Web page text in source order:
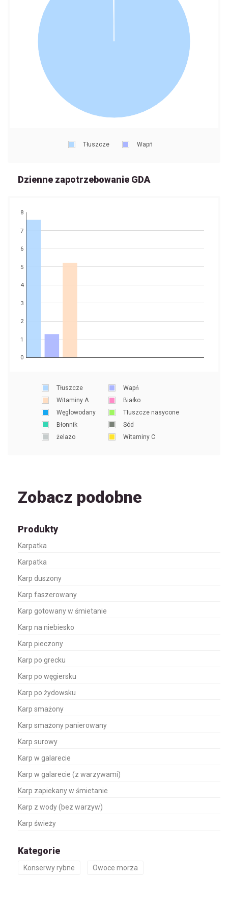
Tłuszcze Wapń
Dzienne zapotrzebowanie GDA
0
1
2
3
4
5
6
7
8
Tłuszcze
Wapń
Witaminy A
Białko
Węglowodany
Tłuszcze nasycone
Błonnik
Sód
żelazo
Witaminy C
Zobacz podobne
Produkty
Karpatka
Karpatka
Karp duszony
Karp faszerowany
Karp gotowany w śmietanie
Karp na niebiesko
Karp pieczony
Karp po grecku
Karp po węgiersku
Karp po żydowsku
Karp smażony
Karp smażony panierowany
Karp surowy
Karp w galarecie
Karp w galarecie (z warzywami)
Karp zapiekany w śmietanie
Karp z wody (bez warzyw)
Karp świeży
Kategorie
Konserwy rybne Owoce morza